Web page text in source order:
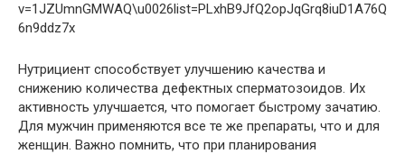
v=1JZUmnGMWAQ\u0026list=PLxhB9JfQ2opJqGrq8iuD1A76Q
6n9ddz7x
Нутрициент способствует улучшению качества и
снижению количества дефектных сперматозоидов. Их
активность улучшается, что помогает быстрому зачатию.
Для мужчин применяются все те же препараты, что и для
женщин. Важно помнить, что при планирования